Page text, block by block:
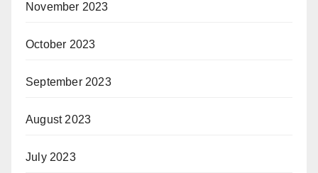
November 2023
October 2023
September 2023
August 2023
July 2023